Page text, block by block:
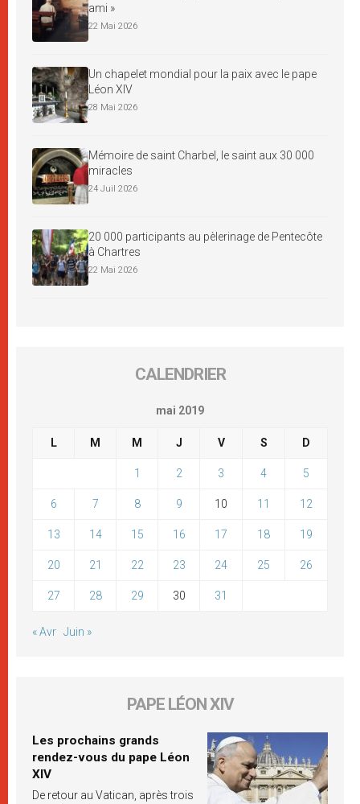
ami »
22 Mai 2026
Un chapelet mondial pour la paix avec le pape
Léon XIV
28 Mai 2026
Mémoire de saint Charbel, le saint aux 30 000
miracles
24 Juil 2026
20 000 participants au pèlerinage de Pentecôte
à Chartres
22 Mai 2026
CALENDRIER
mai 2019
L M M J V S D
1 2 3 4 5
6 7 8 9 10 11 12
13 14 15 16 17 18 19
20 21 22 23 24 25 26
27 28 29 30 31
« Avr Juin »
PAPE LÉON XIV
Les prochains grands
rendez-vous du pape Léon
XIV
De retour au Vatican, après trois